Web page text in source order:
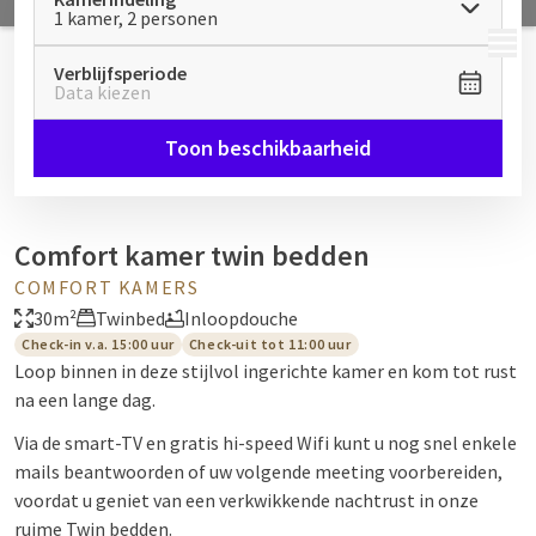
MENU
1 kamer, 2 personen
Verblijfsperiode
Data kiezen
Toon beschikbaarheid
Comfort kamer twin bedden
COMFORT KAMERS
30m²
Twinbed Inloopdouche
Check-in v.a. 15:00 uur Check-uit tot 11:00 uur
Loop binnen in deze stijlvol ingerichte kamer en kom tot rust
na een lange dag.
Via de smart-TV en gratis hi-speed Wifi kunt u nog snel enkele
mails beantwoorden of uw volgende meeting voorbereiden,
voordat u geniet van een verkwikkende nachtrust in onze
ruime Twin bedden.